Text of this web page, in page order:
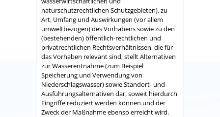
naturschutzrechtlichen Schutzgebieten), zu
Art, Umfang und Auswirkungen (vor allem
umweltbezogen) des Vorhabens sowie zu den
(bestehenden) öffentlich-rechtlichen und
privatrechtlichen Rechtsverhältnissen, die für
das Vorhaben relevant sind; stellt Alternativen
zur Wasserentnahme (zum Beispiel
Speicherung und Verwendung von
Niederschlagswasser) sowie Standort- und
Ausführungsalternativen dar, soweit hierdurch
Eingriffe reduziert werden können und der
Zweck der Maßnahme ebenso erreicht wird.